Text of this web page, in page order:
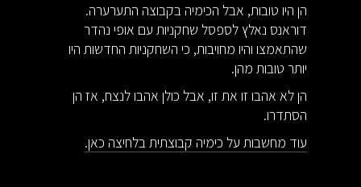
הן היו טובות, אבל הכימיה בקבוצה התערערה.
דוראנס נאלץ לספסל שחקניות עם אופי נהדר
שהתאמצו והיו מחויבות, כי השחקניות החדשות היו
יותר טובות מהן.
הן לא אהבו זו את זו, אבל כולן אהבו לנצח, אז הן
הסתדרו.
עוד מחשבות על כימיה קבוצתית בלחיצה כאן.